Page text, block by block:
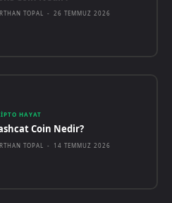
TOPAL - 26 TEMMUZ 2026
HAYAT
Coin Nedir?
TOPAL - 14 TEMMUZ 2026